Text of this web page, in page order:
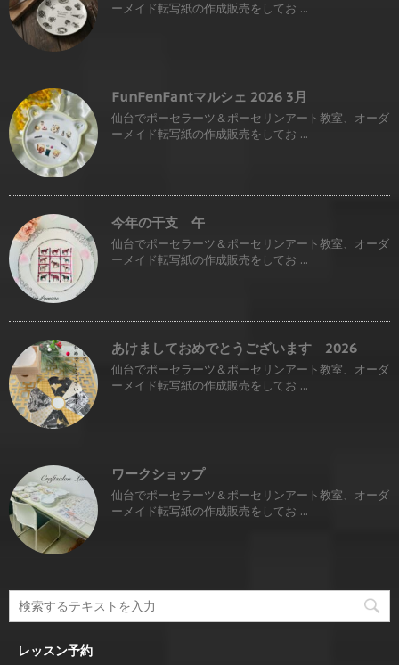
ーメイド転写紙の作成販売をしてお ...
FunFenFantマルシェ 2026 3月
仙台でポーセラーツ＆ポーセリンアート教室、オーダ
ーメイド転写紙の作成販売をしてお ...
今年の干支 午
仙台でポーセラーツ＆ポーセリンアート教室、オーダ
ーメイド転写紙の作成販売をしてお ...
あけましておめでとうございます 2026
仙台でポーセラーツ＆ポーセリンアート教室、オーダ
ーメイド転写紙の作成販売をしてお ...
ワークショップ
仙台でポーセラーツ＆ポーセリンアート教室、オーダ
ーメイド転写紙の作成販売をしてお ...
レッスン予約